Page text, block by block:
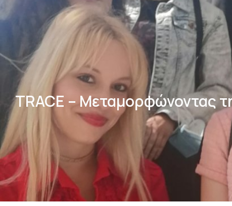
TRACE – Μεταμορφώνοντας